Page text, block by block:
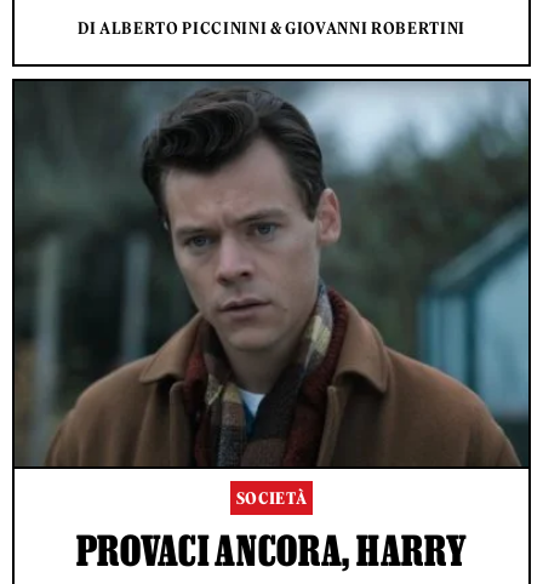
DI ALBERTO PICCININI & GIOVANNI ROBERTINI
SOCIETÀ
PROVACI ANCORA, HARRY